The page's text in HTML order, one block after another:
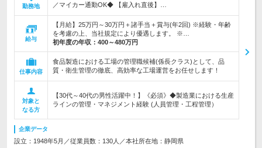
勤務地
／マイカー通勤OK◆ 【雇入れ直後】…
給与
【月給】25万円～30万円＋諸手当＋賞与(年2回) ※経験・年齢
を考慮の上、当社規定により優遇します。 ※…
初年度の年収： 400～480万円
仕事内容
食品製造における工場の管理職候補(係長クラス)として、品
質・衛生管理の徹底、高効率な工場運営をお任せします！
対象と
なる方
【30代～40代の男性活躍中！】《必須》◆製造業における生産
ラインの管理・マネジメント経験 (人員管理・工程管理）
企業データ
設立：1948年5月／従業員数：130人／本社所在地：静岡県